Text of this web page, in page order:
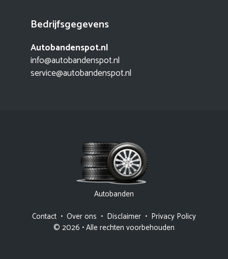
Bedrijfsgegevens
Autobandenspot.nl
info@autobandenspot.nl
service@autobandenspot.nl
Autobanden
Contact • Over ons • Disclaimer • Privacy Policy
© 2026 • Alle rechten voorbehouden